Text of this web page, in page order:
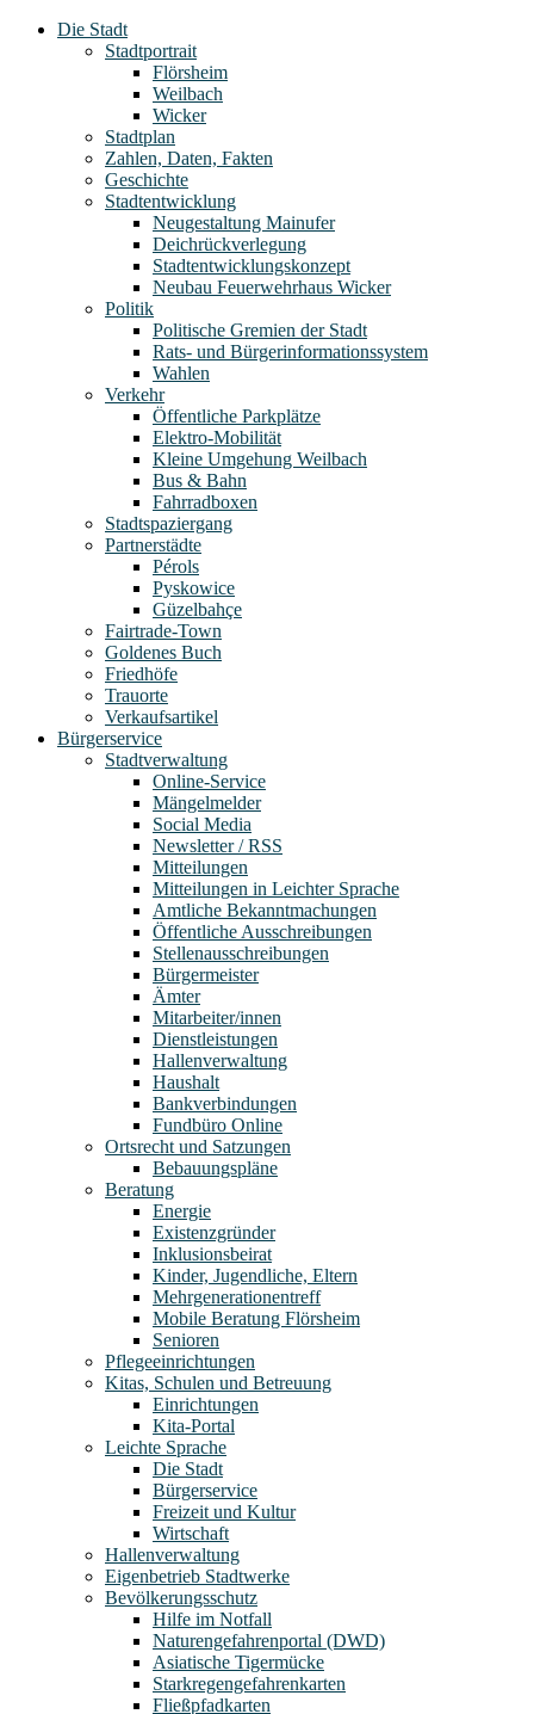
Die Stadt
Stadtportrait
Flörsheim
Weilbach
Wicker
Stadtplan
Zahlen, Daten, Fakten
Geschichte
Stadtentwicklung
Neugestaltung Mainufer
Deichrückverlegung
Stadtentwicklungskonzept
Neubau Feuerwehrhaus Wicker
Politik
Politische Gremien der Stadt
Rats- und Bürgerinformationssystem
Wahlen
Verkehr
Öffentliche Parkplätze
Elektro-Mobilität
Kleine Umgehung Weilbach
Bus & Bahn
Fahrradboxen
Stadtspaziergang
Partnerstädte
Pérols
Pyskowice
Güzelbahçe
Fairtrade-Town
Goldenes Buch
Friedhöfe
Trauorte
Verkaufsartikel
Bürgerservice
Stadtverwaltung
Online-Service
Mängelmelder
Social Media
Newsletter / RSS
Mitteilungen
Mitteilungen in Leichter Sprache
Amtliche Bekanntmachungen
Öffentliche Ausschreibungen
Stellenausschreibungen
Bürgermeister
Ämter
Mitarbeiter/innen
Dienstleistungen
Hallenverwaltung
Haushalt
Bankverbindungen
Fundbüro Online
Ortsrecht und Satzungen
Bebauungspläne
Beratung
Energie
Existenzgründer
Inklusionsbeirat
Kinder, Jugendliche, Eltern
Mehrgenerationentreff
Mobile Beratung Flörsheim
Senioren
Pflegeeinrichtungen
Kitas, Schulen und Betreuung
Einrichtungen
Kita-Portal
Leichte Sprache
Die Stadt
Bürgerservice
Freizeit und Kultur
Wirtschaft
Hallenverwaltung
Eigenbetrieb Stadtwerke
Bevölkerungsschutz
Hilfe im Notfall
Naturengefahrenportal (DWD)
Asiatische Tigermücke
Starkregengefahrenkarten
Fließpfadkarten